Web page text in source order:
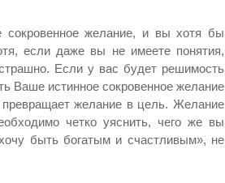
сокровенное желание, и вы хотя бы
если даже вы не имеете понятия,
Если у вас будет решимость
Ваше истинное сокровенное желание
желание в цель. Желание
четко уяснить, чего же вы
быть богатым и счастливым», не